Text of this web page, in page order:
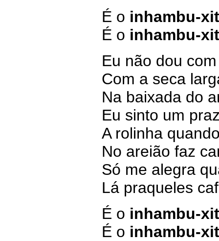
É o inhambu-
É o inhambu-
Eu não dou
Com a seca
Na baixada do
Eu sinto um
A rolinha
No areião faz
Só me alegra
Lá praqueles
É o inhambu-
É o inhambu-